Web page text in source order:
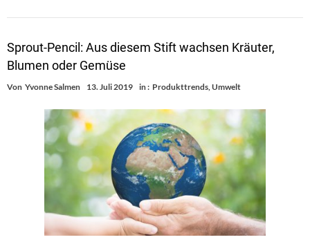
Sprout-Pencil: Aus diesem Stift wachsen Kräuter,
Blumen oder Gemüse
Von Yvonne Salmen 13. Juli 2019 in : Produkttrends Umwelt